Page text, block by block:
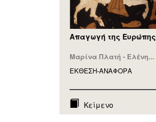
Απαγωγή της Ευρώπης
Μαρίνα Πλατή - Ελένη...
ΕΚΘΕΣΗ-ΑΝΑΦΟΡA
Κείμενο